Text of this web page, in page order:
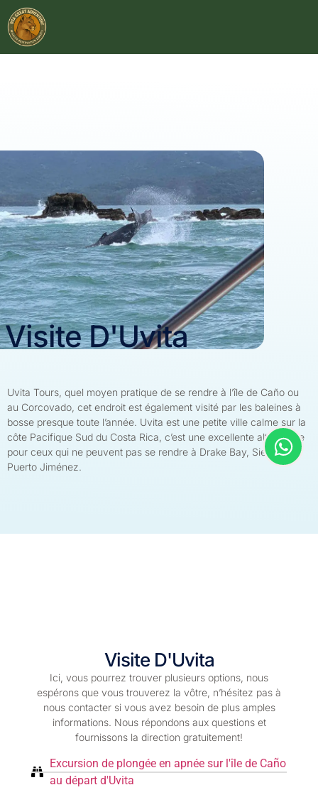
Visite D'Uvita
Uvita Tours, quel moyen pratique de se rendre à l’île de Caño ou
au Corcovado, cet endroit est également visité par les baleines à
bosse presque toute l’année. Uvita est une petite ville calme sur la
côte Pacifique Sud du Costa Rica, c’est une excellente alternative
pour ceux qui ne peuvent pas se rendre à Drake Bay, Sierpe ou
Puerto Jiménez.
Visite D'Uvita
Ici, vous pourrez trouver plusieurs options, nous
espérons que vous trouverez la vôtre, n’hésitez pas à
nous contacter si vous avez besoin de plus amples
informations. Nous répondons aux questions et
fournissons la direction gratuitement!
Excursion de plongée en apnée sur l'île de Caño
au départ d'Uvita